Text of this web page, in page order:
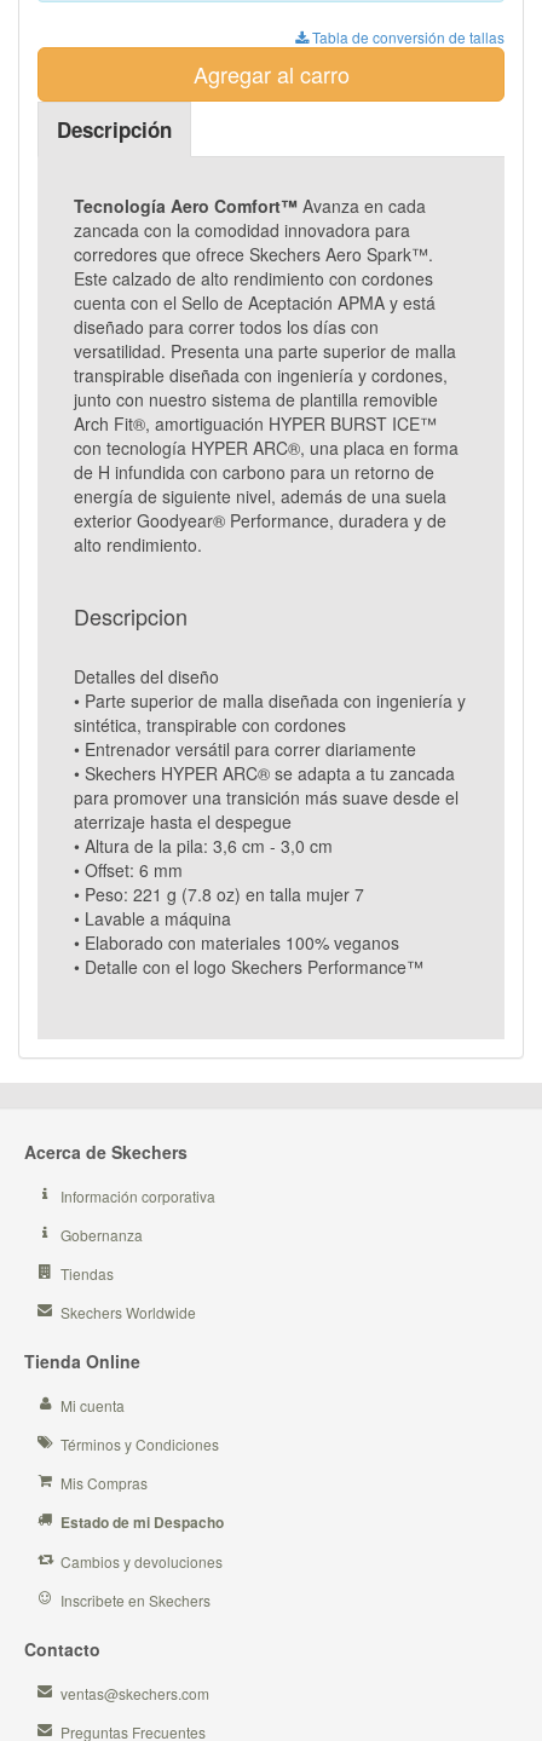
Tabla de conversión de tallas
Agregar al carro
Descripción
Tecnología Aero Comfort™ Avanza en cada
zancada con la comodidad innovadora para
corredores que ofrece Skechers Aero Spark™.
Este calzado de alto rendimiento con cordones
cuenta con el Sello de Aceptación APMA y está
diseñado para correr todos los días con
versatilidad. Presenta una parte superior de malla
transpirable diseñada con ingeniería y cordones,
junto con nuestro sistema de plantilla removible
Arch Fit®, amortiguación HYPER BURST ICE™
con tecnología HYPER ARC®, una placa en forma
de H infundida con carbono para un retorno de
energía de siguiente nivel, además de una suela
exterior Goodyear® Performance, duradera y de
alto rendimiento.
Descripcion
Detalles del diseño
• Parte superior de malla diseñada con ingeniería y
sintética, transpirable con cordones
• Entrenador versátil para correr diariamente
• Skechers HYPER ARC® se adapta a tu zancada
para promover una transición más suave desde el
aterrizaje hasta el despegue
• Altura de la pila: 3,6 cm - 3,0 cm
• Offset: 6 mm
• Peso: 221 g (7.8 oz) en talla mujer 7
• Lavable a máquina
• Elaborado con materiales 100% veganos
• Detalle con el logo Skechers Performance™
Acerca de Skechers
Información corporativa
Gobernanza
Tiendas
Skechers Worldwide
Tienda Online
Mi cuenta
Términos y Condiciones
Mis Compras
Estado de mi Despacho
Cambios y devoluciones
Inscribete en Skechers
Contacto
ventas@skechers.com
Preguntas Frecuentes